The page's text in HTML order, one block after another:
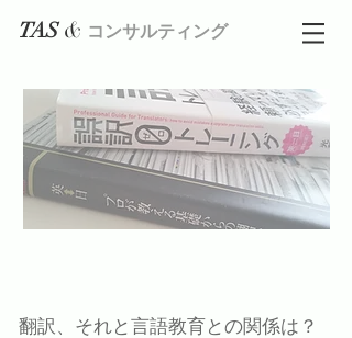
TAS & コンサルティング
翻訳、それと言語教育との関係は？